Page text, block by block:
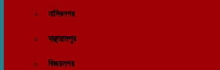
নাসিরনগর
বাঞ্ছারামপুর
বিজয়নগর